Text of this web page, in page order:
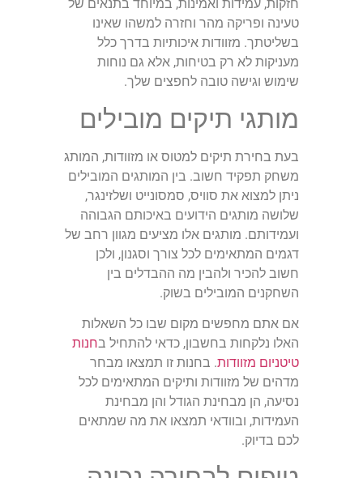
חזקות, עמידות ואמינות, במיוחד בתנאים של
טעינה ופריקה מהר וחזרה למשהו שאינו
בשליטתך. מזוודות איכותיות בדרך כלל
מעניקות לא רק בטיחות, אלא גם נוחות
שימוש וגישה טובה לחפצים שלך.
מותגי תיקים מובילים
בעת בחירת תיקים למטוס או מזוודות, המותג
משחק תפקיד חשוב. בין המותגים המובילים
ניתן למצוא את סוויס, סמסונייט ושלזינגר,
שלושה מותגים הידועים באיכותם הגבוהה
ועמידותם. מותגים אלו מציעים מגוון רחב של
דגמים המתאימים לכל צורך וסגנון, ולכן
חשוב להכיר ולהבין מה ההבדלים בין
השחקנים המובילים בשוק.
אם אתם מחפשים מקום שבו כל השאלות
האלו נלקחות בחשבון, כדאי להתחיל בחנות
טיטניום מזוודות. בחנות זו תמצאו מבחר
מדהים של מזוודות ותיקים המתאימים לכל
נסיעה, הן מבחינת הגודל והן מבחינת
העמידות, ובוודאי תמצאו את מה שמתאים
לכם בדיוק.